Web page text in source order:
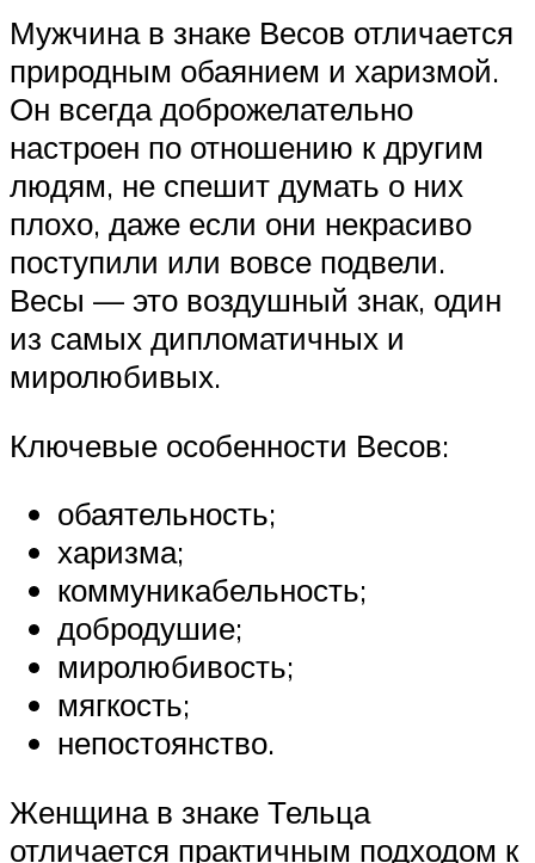
Мужчина в знаке Весов отличается
природным обаянием и харизмой.
Он всегда доброжелательно
настроен по отношению к другим
людям, не спешит думать о них
плохо, даже если они некрасиво
поступили или вовсе подвели.
Весы — это воздушный знак, один
из самых дипломатичных и
миролюбивых.
Ключевые особенности Весов:
обаятельность;
харизма;
коммуникабельность;
добродушие;
миролюбивость;
мягкость;
непостоянство.
Женщина в знаке Тельца
отличается практичным подходом к